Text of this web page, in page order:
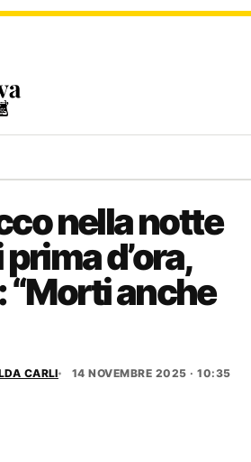
nella notte
d’ora,
anche
CARLI 14 NOVEMBRE 2025 · 10:35